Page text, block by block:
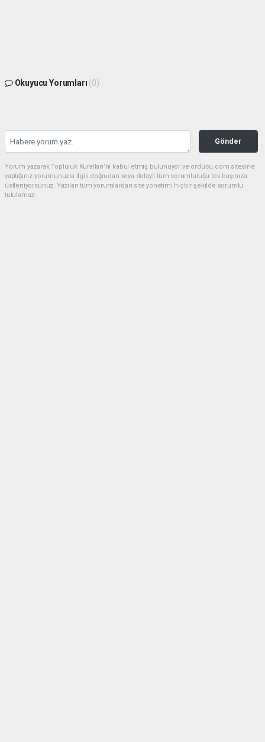
Okuyucu Yorumları (0)
Gönder
Yorum yazarak Topluluk Kuralları’nı kabul etmiş bulunuyor ve orducu.com sitesine
yaptığınız yorumunuzla ilgili doğrudan veya dolaylı tüm sorumluluğu tek başınıza
üstleniyorsunuz. Yazılan tüm yorumlardan site yönetimi hiçbir şekilde sorumlu
tutulamaz.